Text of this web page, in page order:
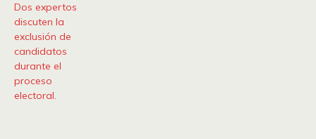
Dos expertos
discuten la
exclusión de
candidatos
durante el
proceso
electoral.